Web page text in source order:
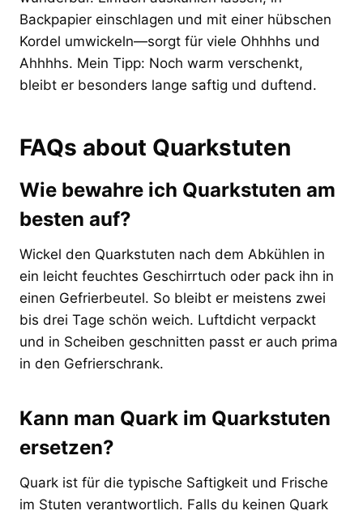
Backpapier einschlagen und mit einer hübschen
Kordel umwickeln—sorgt für viele Ohhhhs und
Ahhhhs. Mein Tipp: Noch warm verschenkt,
bleibt er besonders lange saftig und duftend.
FAQs about Quarkstuten
Wie bewahre ich Quarkstuten am
besten auf?
Wickel den Quarkstuten nach dem Abkühlen in
ein leicht feuchtes Geschirrtuch oder pack ihn in
einen Gefrierbeutel. So bleibt er meistens zwei
bis drei Tage schön weich. Luftdicht verpackt
und in Scheiben geschnitten passt er auch prima
in den Gefrierschrank.
Kann man Quark im Quarkstuten
ersetzen?
Quark ist für die typische Saftigkeit und Frische
im Stuten verantwortlich. Falls du keinen Quark